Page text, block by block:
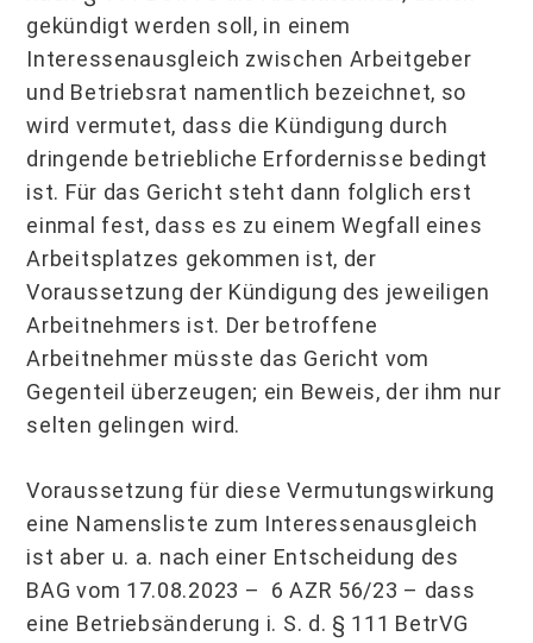
gekündigt werden soll, in einem
Interessenausgleich zwischen Arbeitgeber
und Betriebsrat namentlich bezeichnet, so
wird vermutet, dass die Kündigung durch
dringende betriebliche Erfordernisse bedingt
ist. Für das Gericht steht dann folglich erst
einmal fest, dass es zu einem Wegfall eines
Arbeitsplatzes gekommen ist, der
Voraussetzung der Kündigung des jeweiligen
Arbeitnehmers ist. Der betroffene
Arbeitnehmer müsste das Gericht vom
Gegenteil überzeugen; ein Beweis, der ihm nur
selten gelingen wird.
Voraussetzung für diese Vermutungswirkung
eine Namensliste zum Interessenausgleich
ist aber u. a. nach einer Entscheidung des
BAG vom 17.08.2023 – 6 AZR 56/23 – dass
eine Betriebsänderung i. S. d. § 111 BetrVG